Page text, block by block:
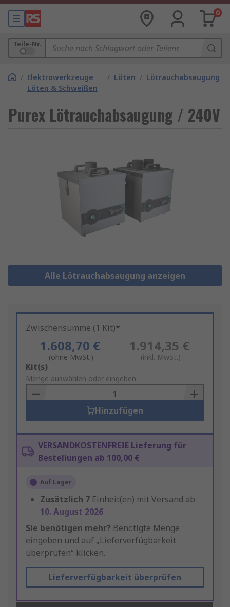
0
Teile-Nr.
/ Elektrowerkzeuge
Löten & Schweißen
/ Löten / Lötrauchabsaugung
Purex Lötrauchabsaugung / 240V
Alle Lötrauchabsaugung anzeigen
Zwischensumme (1 Kit)*
1.608,70 €
(ohne MwSt.)
1.914,35 €
(inkl. MwSt.)
Add
to
Basket
Kit(s)
Menge auswählen oder eingeben
Hinzufügen
VERSANDKOSTENFREIE Lieferung für
Bestellungen ab 100,00 €
Auf Lager
Zusätzlich 7 Einheit(en) mit Versand ab
10. August 2026
Sie benötigen mehr? Benötigte Menge
eingeben und auf „Lieferverfügbarkeit
überprüfen“ klicken.
Lieferverfügbarkeit überprüfen